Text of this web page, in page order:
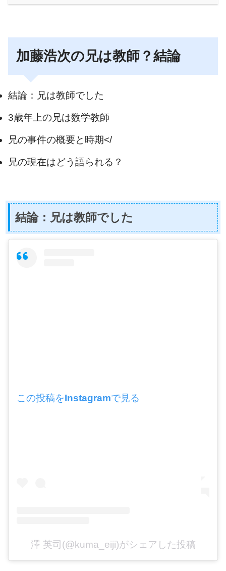
加藤浩次の兄は教師？結論
結論：兄は教師でした
3歳年上の兄は数学教師
兄の事件の概要と時期</
兄の現在はどう語られる？
結論：兄は教師でした
この投稿をInstagramで見る
澤 英司(@kuma_eiji)がシェアした投稿